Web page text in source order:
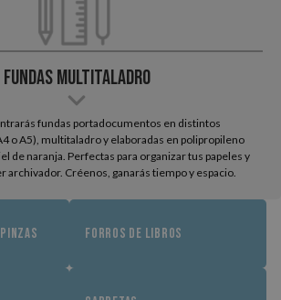
Fundas multitaladro
fundas portadocumentos en distintos
o A5), multitaladro y elaboradas en polipropileno
de naranja. Perfectas para organizar tus papeles y
archivador. Créenos, ganarás tiempo y espacio.
FORROS DE LIBROS